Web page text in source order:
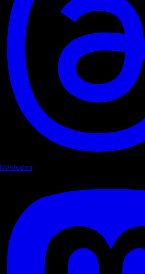
Mastodon